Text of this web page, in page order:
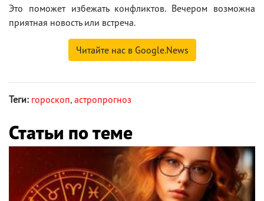
Это поможет избежать конфликтов. Вечером возможна
приятная новость или встреча.
Читайте нас в Google.News
Теги: гороскоп, астропрогноз
Статьи по теме